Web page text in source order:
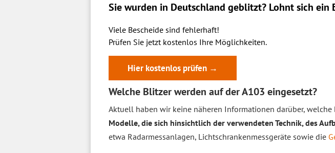
Sie wurden in Deutschland geblitzt? Lohnt sich ein
Viele Bescheide sind fehlerhaft!
Prüfen Sie jetzt kostenlos Ihre Möglichkeiten.
Hier kostenlos prüfen →
Welche Blitzer werden auf der A103 eingesetzt?
Aktuell haben wir keine näheren Informationen darüber, welche
Modelle, die sich hinsichtlich der verwendeten Technik, des
etwa Radarmessanlagen, Lichtschrankenmessgeräte sowie die